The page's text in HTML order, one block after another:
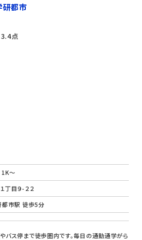
研都市
3.4点
1K～
丁目９-２２
市駅 徒歩5分
バス停まで徒歩圏内です。毎日の通勤通学がら